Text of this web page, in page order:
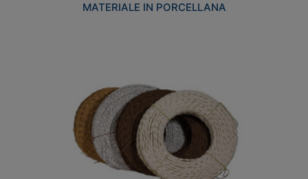
MATERIALE IN PORCELLANA